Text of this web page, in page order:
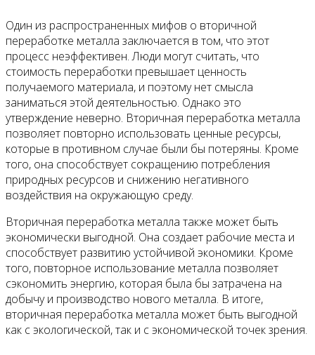
Один из распространенных мифов о вторичной
переработке металла заключается в том, что этот
процесс неэффективен. Люди могут считать, что
стоимость переработки превышает ценность
получаемого материала, и поэтому нет смысла
заниматься этой деятельностью. Однако это
утверждение неверно. Вторичная переработка металла
позволяет повторно использовать ценные ресурсы,
которые в противном случае были бы потеряны. Кроме
того, она способствует сокращению потребления
природных ресурсов и снижению негативного
воздействия на окружающую среду.
Вторичная переработка металла также может быть
экономически выгодной. Она создает рабочие места и
способствует развитию устойчивой экономики. Кроме
того, повторное использование металла позволяет
сэкономить энергию, которая была бы затрачена на
добычу и производство нового металла. В итоге,
вторичная переработка металла может быть выгодной
как с экологической, так и с экономической точек зрения.